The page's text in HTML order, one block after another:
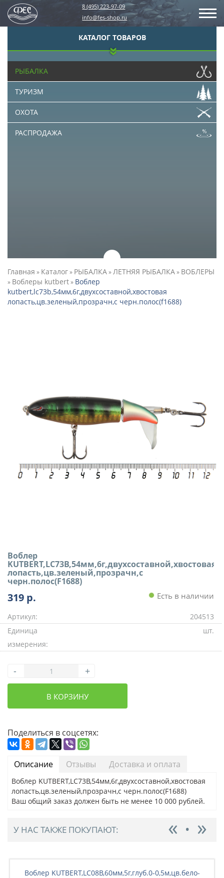
8 (495) 223-97-09
info@fes-shop.ru
КАТАЛОГ ТОВАРОВ
РЫБАЛКА
ТУРИЗМ
ОХОТА
РАСПРОДАЖА
Главная » Каталог» РЫБАЛКА»ЛЕТНЯЯ РЫБАЛКА» ВОБЛЕРЫ
» Воблеры kutbert» Воблер
kutbert,lc73b,54мм,6г,двухсоставной,хвостовая
лопасть,цв.зеленый,прозрачн,с черн.полос(f1688)
Воблер
KUTBERT,LC73B,54мм,6г,двухсоставной,хвостовая
лопасть,цв.зеленый,прозрачн,с
черн.полос(F1688)
319 р. Есть в наличии
Артикул:
204513
Единица
измерения:
шт.
- +
В КОРЗИНУ
Поделиться в соцсетях:
Описание Отзывы Доставка и оплата
Воблер KUTBERT,LC73B,54мм,6г,двухсоставной,хвостовая
лопасть,цв.зеленый,прозрачн,с черн.полос(F1688)
Ваш общий заказ должен быть не менее 10 000 рублей.
У НАС ТАКЖЕ ПОКУПАЮТ:
Воблер KUTBERT,LC08B,60мм,5г,глуб.0-0,5м,цв.бело-